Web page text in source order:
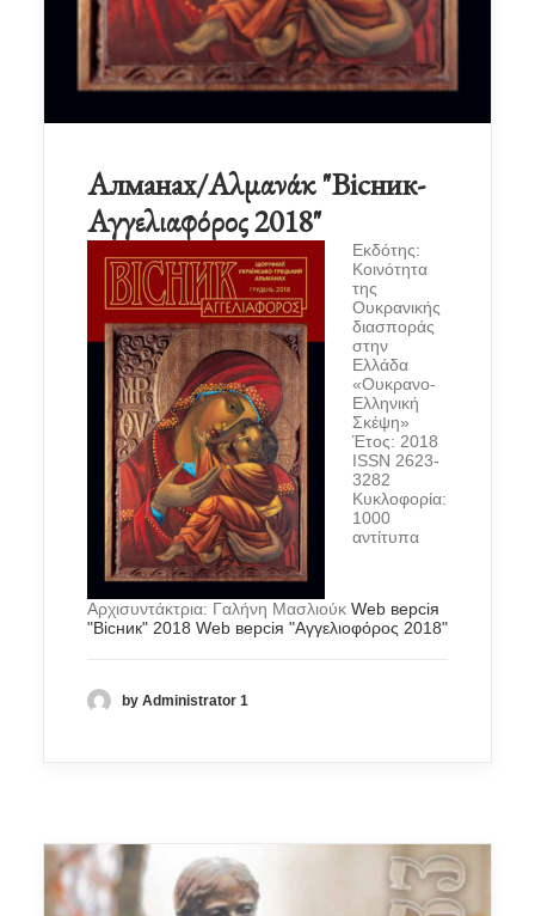
Алманах/Αλμανάκ "Вісник-
Αγγελιαφόρος 2018"
Εκδότης:
Κοινότητα
της
Ουκρανικής
διασποράς
στην
Ελλάδα
«Ουκρανο-
Ελληνική
Σκέψη»
Έτος: 2018
ISSN 2623-
3282
Κυκλοφορία:
1000
αντίτυπα
Αρχισυντάκτρια: Γαλήνη Μασλιούκ Web версія
"Вісник" 2018 Web версія "Αγγελιοφόρος 2018"
by Administrator 1